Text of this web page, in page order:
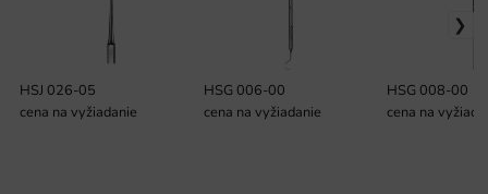
HSJ 026-05
cena na vyžiadanie
HSG 006-00
cena na vyžiadanie
HSG 008-00
cena na